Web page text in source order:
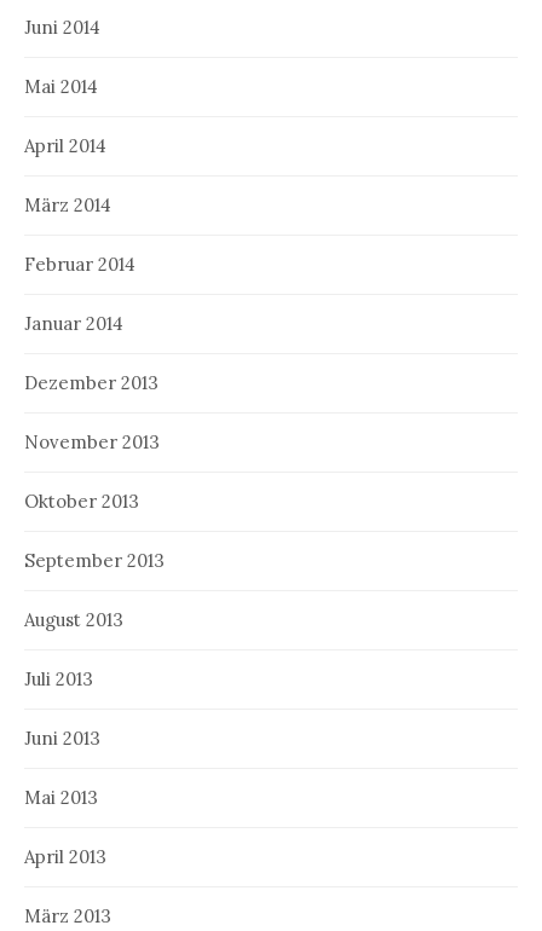
Juni 2014
Mai 2014
April 2014
März 2014
Februar 2014
Januar 2014
Dezember 2013
November 2013
Oktober 2013
September 2013
August 2013
Juli 2013
Juni 2013
Mai 2013
April 2013
März 2013